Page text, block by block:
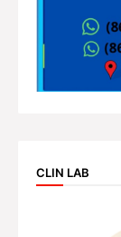
CLIN LAB